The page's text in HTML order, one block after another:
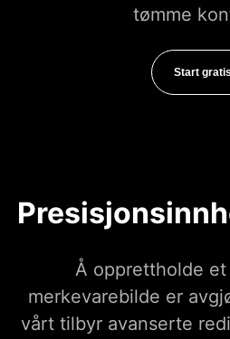
tømme
Start gratis
Å opprettholde
merkevarebilde er
vårt tilbyr avanserte